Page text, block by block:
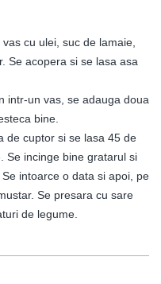
cu ulei, suc de lamaie,
Se acopera si se lasa asa
intr-un vas, se adauga doua
bine.
de cuptor si se lasa 45 de
Se incinge bine gratarul si
intoarce o data si apoi, pe
Se presara cu sare
de legume.